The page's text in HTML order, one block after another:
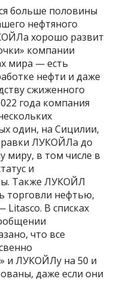
больше половины
нефтяного
хорошо развит
компании
мира — есть
нефти и даже
сжиженного
года компания
один, на Сицилии,
ЛУКОЙЛа до
миру, в том числе в
и
Также ЛУКОЙЛ
торговли нефтью,
В списках
что все
и ЛУКОЙЛу на 50 и
даже если они